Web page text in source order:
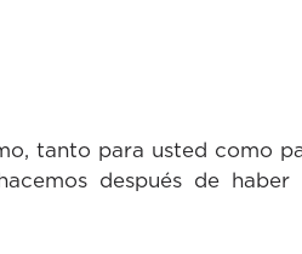
tanto para usted como
después de haber